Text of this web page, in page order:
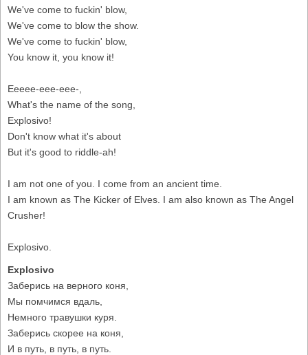
We've come to fuckin' blow,
We've come to blow the show.
We've come to fuckin' blow,
You know it, you know it!
Eeeee-eee-eee-,
What's the name of the song,
Explosivo!
Don't know what it's about
But it's good to riddle-ah!
I am not one of you. I come from an ancient time.
I am known as The Kicker of Elves. I am also known as The Angel
Crusher!
Explosivo.
Explosivo
Заберись на верного коня,
Мы помчимся вдаль,
Немного травушки куря.
Заберись скорее на коня,
И в путь, в путь, в путь.